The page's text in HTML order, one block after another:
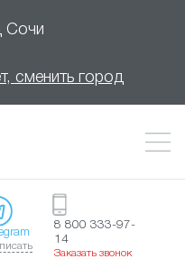
Сочи
сменить город
8 800 333-97-
14
Заказать звонок